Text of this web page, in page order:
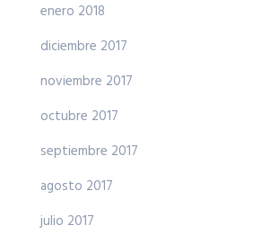
enero 2018
diciembre 2017
noviembre 2017
octubre 2017
septiembre 2017
agosto 2017
julio 2017